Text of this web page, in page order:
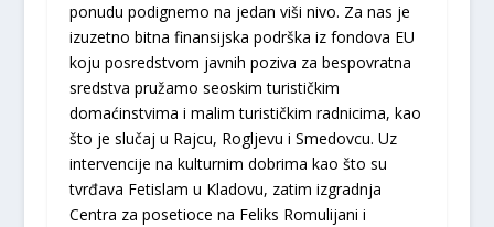
ponudu podignemo na jedan viši nivo. Za nas je
izuzetno bitna finansijska podrška iz fondova EU
koju posredstvom javnih poziva za bespovratna
sredstva pružamo seoskim turističkim
domaćinstvima i malim turističkim radnicima, kao
što je slučaj u Rajcu, Rogljevu i Smedovcu. Uz
intervencije na kulturnim dobrima kao što su
tvrđava Fetislam u Kladovu, zatim izgradnja
Centra za posetioce na Feliks Romulijani i